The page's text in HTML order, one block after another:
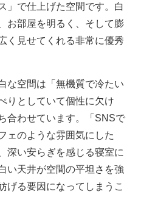
」で仕上げた空間です。白
お部屋を明るく、そして膨
く見せてくれる非常に優秀
な空間は「無機質で冷たい
りとしていて個性に欠け
合わせています。「SNSで
ェのような雰囲気にした
深い安らぎを感じる寝室に
い天井が空間の平坦さを強
げる要因になってしまうこ